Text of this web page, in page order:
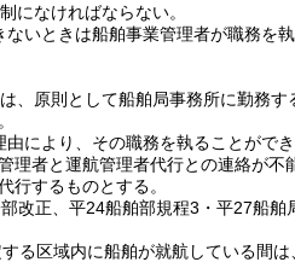
になければならない。
いときは船舶事業管理者が職務を執
、原則として船舶局事務所に勤務
により、その職務を執ることがで
理者と運航管理者代行との連絡が不
行するものとする。
改正、平24船舶部規程3・平27船
る区域内に船舶が就航している間